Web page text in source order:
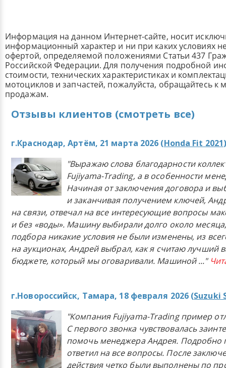
Информация на данном Интернет-сайте, носит
информационный характер и ни при каких условиях
офертой, определяемой положениями Статьи 437
Российской Федерации. Для получения подробной
стоимости, технических характеристиках и
мотоциклов и запчастей, пожалуйста, обращайтесь к
продажам.
Отзывы клиентов (смотреть все)
г.Краснодар, Артём, 21 марта 2026 (Honda Fit 2021
"Выражаю слова благодарности
Fujiyama-Trading, а в особенности
Начиная от заключения договора и
и заканчивая получением ключей,
на связи, отвечал на все интересующие вопросы
и без «воды». Машину выбирали долго около
подбора никакие условия не были изменены, из
на аукционах, Андрей выбрал, как я считаю лучший
бюджете, который мы оговаривали. Машиной..."
г.Новороссийск, Тамара, 18 февраля 2026 (Suzuki
"Компания Fujiyama-Trading пример
С первого звонка чувствовалась
помочь менеджера Андрея. Подробно
ответил на все вопросы. После
действия четко были выполнены по